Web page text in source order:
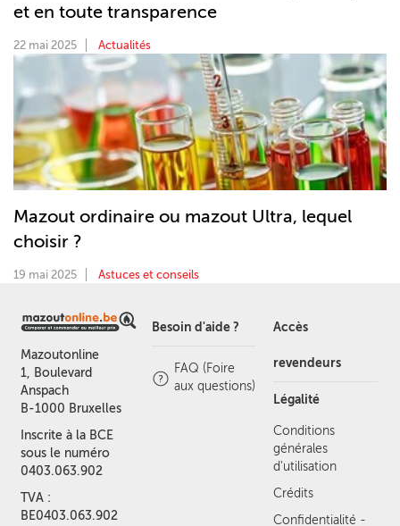
et en toute transparence
22 mai 2025 Actualités
Mazout ordinaire ou mazout Ultra, lequel
choisir ?
19 mai 2025 Astuces et conseils
Mazoutonline
1, Boulevard
Anspach
B-1000 Bruxelles
Inscrite à la BCE
sous le numéro
0403.063.902
TVA :
BE0403.063.902
Besoin d'aide ?
FAQ (Foire
aux questions)
Accès
revendeurs
Légalité
Conditions
générales
d'utilisation
Crédits
Confidentialité -